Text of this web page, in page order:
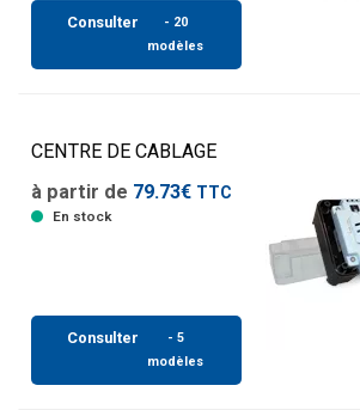
Consulter
- 20
modèles
CENTRE DE CABLAGE
à partir de 79.73€ TTC
En stock
Consulter
- 5
modèles